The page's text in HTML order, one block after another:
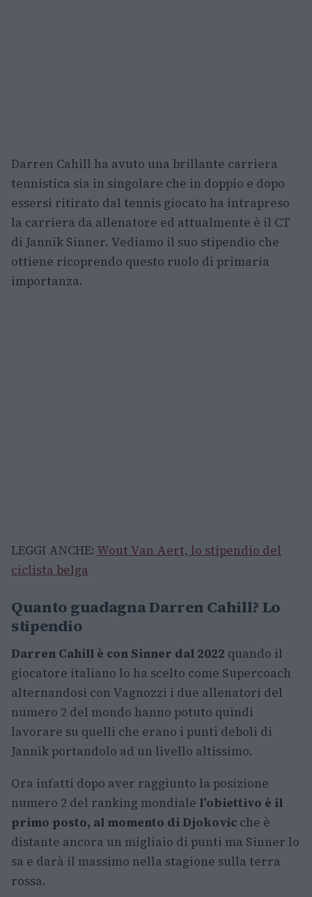
Darren Cahill ha avuto una brillante carriera
tennistica sia in singolare che in doppio e dopo
essersi ritirato dal tennis giocato ha intrapreso
la carriera da allenatore ed attualmente è il CT
di Jannik Sinner. Vediamo il suo stipendio che
ottiene ricoprendo questo ruolo di primaria
importanza.
LEGGI ANCHE: Wout Van Aert, lo stipendio del
ciclista belga
Quanto guadagna Darren Cahill? Lo
stipendio
Darren Cahill è con Sinner dal 2022 quando il
giocatore italiano lo ha scelto come Supercoach
alternandosi con Vagnozzi i due allenatori del
numero 2 del mondo hanno potuto quindi
lavorare su quelli che erano i punti deboli di
Jannik portandolo ad un livello altissimo.
Ora infatti dopo aver raggiunto la posizione
numero 2 del ranking mondiale l’obiettivo è il
primo posto, al momento di Djokovic che è
distante ancora un migliaio di punti ma Sinner lo
sa e darà il massimo nella stagione sulla terra
rossa.